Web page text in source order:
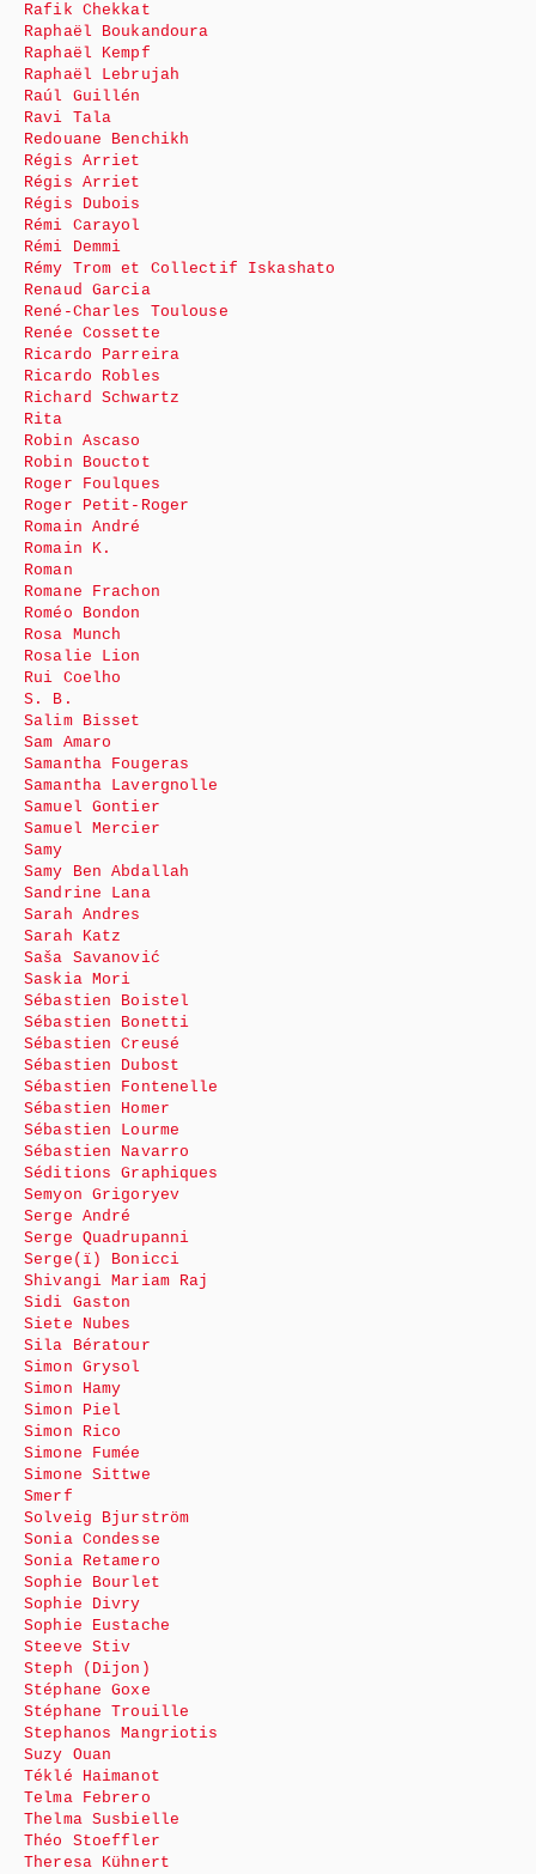
Rafik Chekkat
Raphaël Boukandoura
Raphaël Kempf
Raphaël Lebrujah
Raúl Guillén
Ravi Tala
Redouane Benchikh
Régis Arriet
Régis Arriet
Régis Dubois
Rémi Carayol
Rémi Demmi
Rémy Trom et Collectif Iskashato
Renaud Garcia
René-Charles Toulouse
Renée Cossette
Ricardo Parreira
Ricardo Robles
Richard Schwartz
Rita
Robin Ascaso
Robin Bouctot
Roger Foulques
Roger Petit-Roger
Romain André
Romain K.
Roman
Romane Frachon
Roméo Bondon
Rosa Munch
Rosalie Lion
Rui Coelho
S. B.
Salim Bisset
Sam Amaro
Samantha Fougeras
Samantha Lavergnolle
Samuel Gontier
Samuel Mercier
Samy
Samy Ben Abdallah
Sandrine Lana
Sarah Andres
Sarah Katz
Saša Savanović
Saskia Mori
Sébastien Boistel
Sébastien Bonetti
Sébastien Creusé
Sébastien Dubost
Sébastien Fontenelle
Sébastien Homer
Sébastien Lourme
Sébastien Navarro
Séditions Graphiques
Semyon Grigoryev
Serge André
Serge Quadrupanni
Serge(ï) Bonicci
Shivangi Mariam Raj
Sidi Gaston
Siete Nubes
Sila Bératour
Simon Grysol
Simon Hamy
Simon Piel
Simon Rico
Simone Fumée
Simone Sittwe
Smerf
Solveig Bjurström
Sonia Condesse
Sonia Retamero
Sophie Bourlet
Sophie Divry
Sophie Eustache
Steeve Stiv
Steph (Dijon)
Stéphane Goxe
Stéphane Trouille
Stephanos Mangriotis
Suzy Ouan
Téklé Haimanot
Telma Febrero
Thelma Susbielle
Théo Stoeffler
Theresa Kühnert